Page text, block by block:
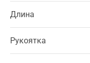
Длина
Рукоятка